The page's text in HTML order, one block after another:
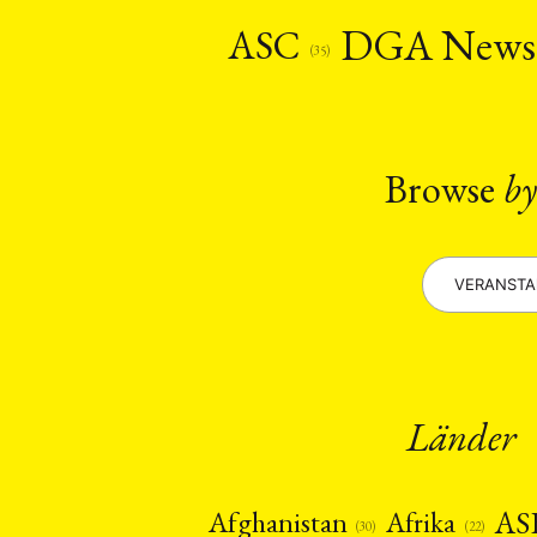
Stipendium (53)
ASC
(35) DGA News
Browse by
Länder
Afghanistan (30) Afrika (22)